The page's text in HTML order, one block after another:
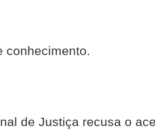
conhecimento.
de Justiça recusa o